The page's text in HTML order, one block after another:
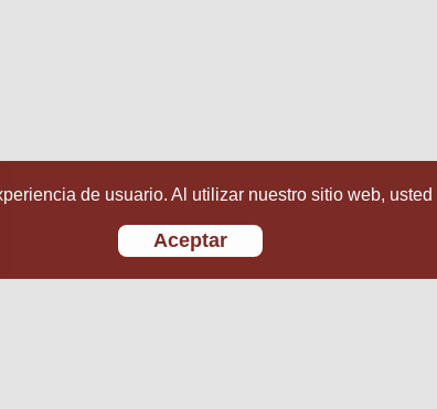
de usuario. Al utilizar nuestro sitio web,
Aceptar